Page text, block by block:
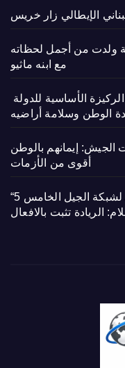
الإيطالي زار خريس
ولدت من أجمل لحظاته
مع ابنه ماثيو
الوطن وسلامة أراضيه
الجيش: إيمانهم بالوطن
أقوى من الأزمات
“تاتش” اعلنت البدء بالتنفيذ الفعلي لشبكة الجيل الخامس 5G
الريادة تثبت بالافعال